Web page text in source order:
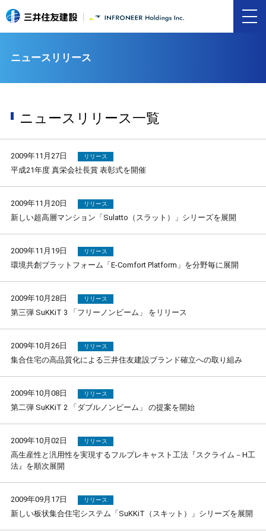
ニュースリリース
ニュースリリース一覧
2009年11月27日 リリース
平成21年度 真栄会社長賞 表彰式を開催
2009年11月20日 リリース
新しい超高層マンション「Sulatto（スラット）」シリーズを展開
2009年11月19日 リリース
環境共創プラットフォーム「E-Comfort Platform」を分野毎に展開
2009年10月28日 リリース
第三弾 SuKKiT 3 「フリーノンビーム」 をリリース
2009年10月26日 リリース
集合住宅の高品質化による三井住友建設ブランド確立への取り組み
2009年10月08日 リリース
第二弾 SuKKiT 2 「ダブルノンビーム」 の提案を開始
2009年10月02日 リリース
高生産性と汎用性を実現するフルプレキャスト工法『スクライム－H工
法』を順次展開
2009年09月17日 リリース
新しい板状集合住宅システム「SuKKiT（スキット）」シリーズを展開